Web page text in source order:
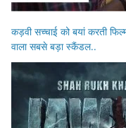
कड़वी सच्चाई को बयां करती
वाला सबसे बड़ा स्कैंडल..